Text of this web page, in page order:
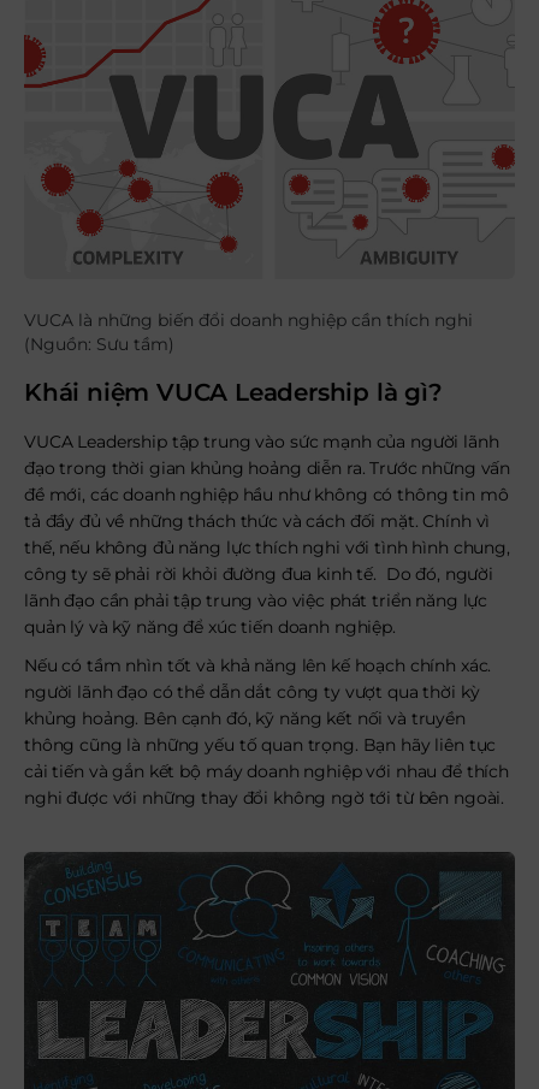
VUCA là những biến đổi doanh nghiệp cần thích nghi
(Nguồn: Sưu tầm)
Khái niệm VUCA Leadership là gì?
VUCA Leadership tập trung vào sức mạnh của người lãnh
đạo trong thời gian khủng hoảng diễn ra. Trước những vấn
đề mới, các doanh nghiệp hầu như không có thông tin mô
tả đầy đủ về những thách thức và cách đối mặt. Chính vì
thế, nếu không đủ năng lực thích nghi với tình hình chung,
công ty sẽ phải rời khỏi đường đua kinh tế. Do đó, người
lãnh đạo cần phải tập trung vào việc phát triển năng lực
quản lý và kỹ năng để xúc tiến doanh nghiệp.
Nếu có tầm nhìn tốt và khả năng lên kế hoạch chính xác.
người lãnh đạo có thể dẫn dắt công ty vượt qua thời kỳ
khủng hoảng. Bên cạnh đó, kỹ năng kết nối và truyền
thông cũng là những yếu tố quan trọng. Bạn hãy liên tục
cải tiến và gắn kết bộ máy doanh nghiệp với nhau để thích
nghi được với những thay đổi không ngờ tới từ bên ngoài.